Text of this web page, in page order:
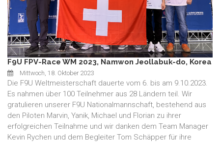
F9U FPV-Race WM 2023, Namwon Jeollabuk-do, Korea
Mittwoch, 18. Oktober 2023
Die F9U Weltmeisterschaft dauerte vom 6. bis am 9.10.2023.
Es nahmen über 100 Teilnehmer aus 28 Ländern teil. Wir
gratulieren unserer F9U Nationalmannschaft, bestehend aus
den Piloten Marvin, Yanik, Michael und Florian zu ihrer
erfolgreichen Teilnahme und wir danken dem Team Manager
Kevin Rychen und dem Begleiter Tom Schäpper für ihre